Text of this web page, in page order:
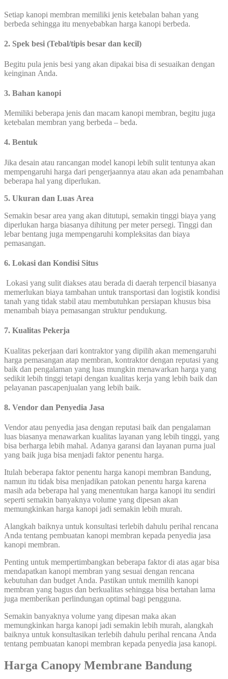
Setiap kanopi membran memiliki jenis ketebalan bahan yang
berbeda sehingga itu menyebabkan harga kanopi berbeda.
2. Spek besi (Tebal/tipis besar dan kecil)
Begitu pula jenis besi yang akan dipakai bisa di sesuaikan dengan
keinginan Anda.
3. Bahan kanopi
Memiliki beberapa jenis dan macam kanopi membran, begitu juga
ketebalan membran yang berbeda – beda.
4. Bentuk
Jika desain atau rancangan model kanopi lebih sulit tentunya akan
mempengaruhi harga dari pengerjaannya atau akan ada penambahan
beberapa hal yang diperlukan.
5. Ukuran dan Luas Area
Semakin besar area yang akan ditutupi, semakin tinggi biaya yang
diperlukan harga biasanya dihitung per meter persegi. Tinggi dan
lebar bentang juga mempengaruhi kompleksitas dan biaya
pemasangan.
6. Lokasi dan Kondisi Situs
Lokasi yang sulit diakses atau berada di daerah terpencil biasanya
memerlukan biaya tambahan untuk transportasi dan logistik kondisi
tanah yang tidak stabil atau membutuhkan persiapan khusus bisa
menambah biaya pemasangan struktur pendukung.
7. Kualitas Pekerja
Kualitas pekerjaan dari kontraktor yang dipilih akan memengaruhi
harga pemasangan atap membran, kontraktor dengan reputasi yang
baik dan pengalaman yang luas mungkin menawarkan harga yang
sedikit lebih tinggi tetapi dengan kualitas kerja yang lebih baik dan
pelayanan pascapenjualan yang lebih baik.
8. Vendor dan Penyedia Jasa
Vendor atau penyedia jasa dengan reputasi baik dan pengalaman
luas biasanya menawarkan kualitas layanan yang lebih tinggi, yang
bisa berharga lebih mahal. Adanya garansi dan layanan purna jual
yang baik juga bisa menjadi faktor penentu harga.
Itulah beberapa faktor penentu harga kanopi membran Bandung,
namun itu tidak bisa menjadikan patokan penentu harga karena
masih ada beberapa hal yang menentukan harga kanopi itu sendiri
seperti semakin banyaknya volume yang dipesan akan
memungkinkan harga kanopi jadi semakin lebih murah.
Alangkah baiknya untuk konsultasi terlebih dahulu perihal rencana
Anda tentang pembuatan kanopi membran kepada penyedia jasa
kanopi membran.
Penting untuk mempertimbangkan beberapa faktor di atas agar bisa
mendapatkan kanopi membran yang sesuai dengan rencana
kebutuhan dan budget Anda. Pastikan untuk memilih kanopi
membran yang bagus dan berkualitas sehingga bisa bertahan lama
juga memberikan perlindungan optimal bagi pengguna.
Semakin banyaknya volume yang dipesan maka akan
memungkinkan harga kanopi jadi semakin lebih murah, alangkah
baiknya untuk konsultasikan terlebih dahulu perihal rencana Anda
tentang pembuatan kanopi membran kepada penyedia jasa kanopi.
Harga Canopy Membrane Bandung